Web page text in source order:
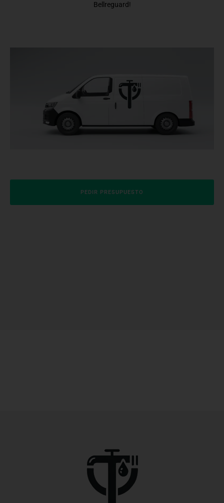
Bellreguard!
PEDIR PRESUPUESTO